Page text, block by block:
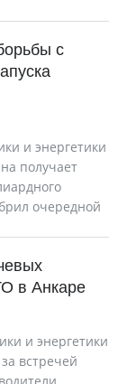
с
и энергетики
получает
очередной
в Анкаре
и энергетики
встречей